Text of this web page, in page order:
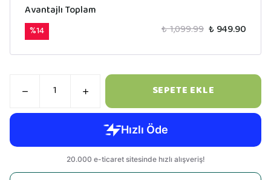
Avantajlı Toplam
%14 ₺ 1,099.99 ₺ 949.90
SEPETE EKLE